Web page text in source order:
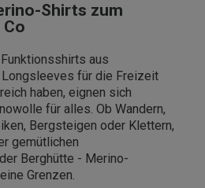
Shirts zum
Co
aus
für die Freizeit
haben, eignen sich
für alles. Ob Wandern,
Bergsteigen oder Klettern,
gemütlichen
Berghütte - Merino-
Grenzen.